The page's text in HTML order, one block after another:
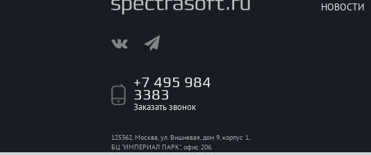
+7 495 984
3383
Заказать звонок
125362, Москва, ул. Вишневая, дом 9, корпус 1,
БЦ "ИМПЕРИАЛ ПАРК", офис 206.
НОВОСТИ